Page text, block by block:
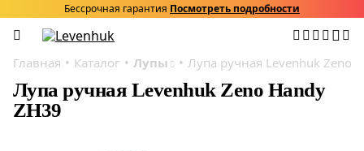
Бессрочная гарантия Посмотреть подробности
Главная Каталог Лупы Лупа ручная Levenhuk Zeno
Лупа ручная Levenhuk Zeno Handy
ZH39